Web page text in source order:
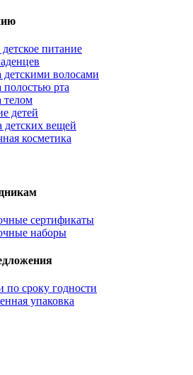
питание
детскими волосами
полостью рта
телом
детей
детских вещей
косметика
сертификаты
наборы
по сроку годности
упаковка